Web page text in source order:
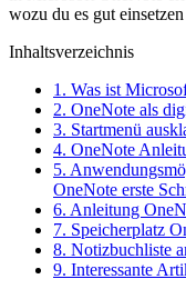
wozu du es gut
Inhaltsverzeichnis
1. Was ist
2. OneNote als
3. Startmenü
4. OneNote
5.
OneNote erste
6. Anleitung
7. Speicherplatz
8. Notizbuchliste
9. Interessante